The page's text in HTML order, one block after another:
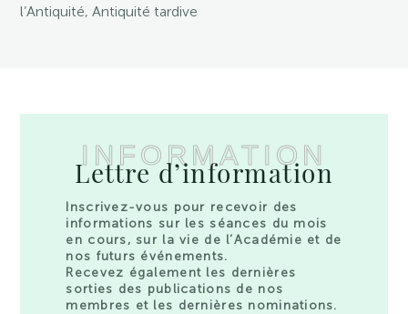
l’Antiquité, Antiquité tardive
INFORMATION
Lettre d’information
Inscrivez-vous pour recevoir des
informations sur les séances du mois
en cours, sur la vie de l’Académie et de
nos futurs événements.
Recevez également les dernières
sorties des publications de nos
membres et les dernières nominations.